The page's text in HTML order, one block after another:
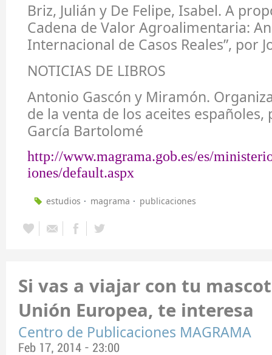
Briz, Julián y De Felipe, Isabel. A
Cadena de Valor Agroalimentaria:
Internacional de Casos Reales”, por
NOTICIAS DE LIBROS
Antonio Gascón y Miramón.
de la venta de los aceites españoles,
García Bartolomé
http://www.magrama.gob.es/es/
iones/default.aspx
estudios magrama publicaciones
Si vas a viajar con tu
Unión Europea, te interesa
Centro de Publicaciones MAGRAMA
Feb 17, 2014 - 23:00